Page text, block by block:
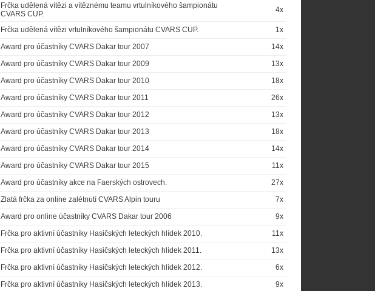
Frčka udělená vítězi a vítěznému teamu vrtulníkového šampionátu
CVARS CUP.
4x
Frčka udělená vítězi vrtulníkového šampionátu CVARS CUP.
1x
Award pro účastníky CVARS Dakar tour 2007
14x
Award pro účastníky CVARS Dakar tour 2009
13x
Award pro účastníky CVARS Dakar tour 2010
18x
Award pro účastníky CVARS Dakar tour 2011
26x
Award pro účastníky CVARS Dakar tour 2012
13x
Award pro účastníky CVARS Dakar tour 2013
18x
Award pro účastníky CVARS Dakar tour 2014
14x
Award pro účastníky CVARS Dakar tour 2015
11x
Award pro účastníky akce na Faerských ostrovech.
27x
Zlatá frčka za online zalétnutí CVARS Alpin touru
7x
Award pro online účastníky CVARS Dakar tour 2006
9x
Frčka pro aktivní účastníky Hasičských leteckých hlídek 2010.
11x
Frčka pro aktivní účastníky Hasičských leteckých hlídek 2011.
13x
Frčka pro aktivní účastníky Hasičských leteckých hlídek 2012.
6x
Frčka pro aktivní účastníky Hasičských leteckých hlídek 2013.
9x